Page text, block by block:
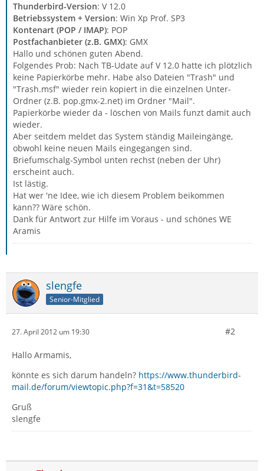
Thunderbird-Version: V 12.0
Betriebssystem + Version: Win Xp Prof. SP3
Kontenart (POP / IMAP): POP
Postfachanbieter (z.B. GMX): GMX
Hallo und schönen guten Abend.
Folgendes Prob: Nach TB-Udate auf V 12.0 hatte ich plötzlich
keine Papierkörbe mehr. Habe also Dateien "Trash" und
"Trash.msf" wieder rein kopiert in die einzelnen Unter-
Ordner (z.B. pop.gmx-2.net) im Ordner "Mail".
Papierkörbe wieder da - löschen von Mails funzt damit auch
wieder.
Aber seitdem meldet das System ständig Maileingänge,
obwohl keine neuen Mails eingegangen sind.
Briefumschalg-Symbol unten rechst (neben der Uhr)
erscheint auch.
Ist lästig.
Hat wer 'ne Idee, wie ich diesem Problem beikommen
kann?? Wäre schön.
Dank für Antwort zur Hilfe im Voraus - und schönes WE
Aramis
slengfe
Senior-Mitglied
27. April 2012 um 19:30 #2
Hallo Armamis,
könnte es sich darum handeln? https://www.thunderbird-
mail.de/forum/viewtopic.php?f=31&t=58520
Gruß
slengfe